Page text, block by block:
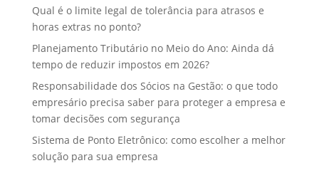
Qual é o limite legal de tolerância para atrasos e
horas extras no ponto?
Planejamento Tributário no Meio do Ano: Ainda dá
tempo de reduzir impostos em 2026?
Responsabilidade dos Sócios na Gestão: o que todo
empresário precisa saber para proteger a empresa e
tomar decisões com segurança
Sistema de Ponto Eletrônico: como escolher a melhor
solução para sua empresa